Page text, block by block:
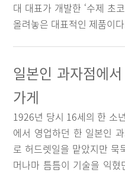
대 대표가 개발한 ‘수제 초
올려놓은 대표적인 제품이
일본인 과자점에
가게
1926년 당시 16세의 한 소
에서 영업하던 한 일본인
로 허드렛일을 맡았지만 묵
머나마 틈틈이 기술을 익